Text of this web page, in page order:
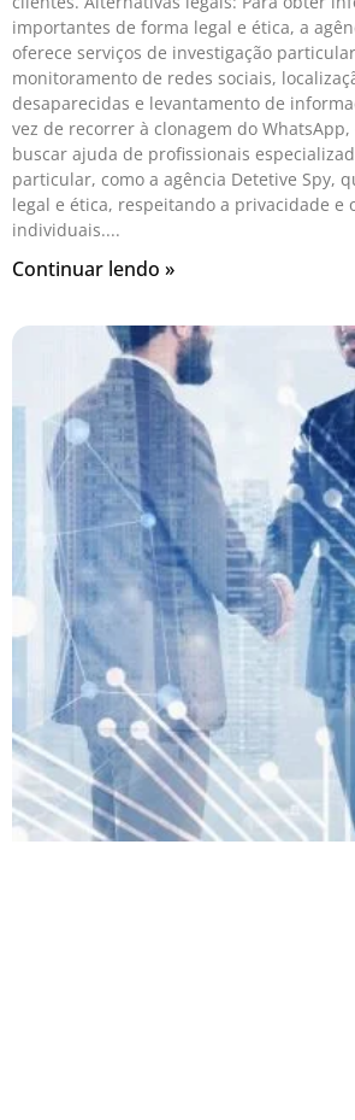
importantes de forma legal e ética, a
oferece serviços de investigação
monitoramento de redes sociais,
desaparecidas e levantamento de
vez de recorrer à clonagem do
buscar ajuda de profissionais
particular, como a agência Detetive Spy,
legal e ética, respeitando a privacidade e
individuais.
Continuar lendo »